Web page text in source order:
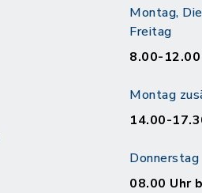
Montag,
Freitag
8.00-12.00
Montag
14.00-
Donnerstag
08.00 Uhr